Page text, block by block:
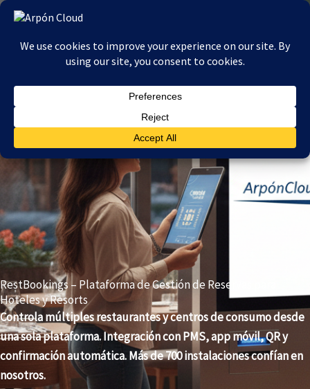
Ir
contenido
RestBookings – Plataforma de Gestión de Reservas para
Hoteles y Resorts
Controla múltiples restaurantes y centros de consumo desde
una sola plataforma. Integración con PMS, app móvil, QR y
confirmación automática. Más de 700 instalaciones confían en
nosotros.